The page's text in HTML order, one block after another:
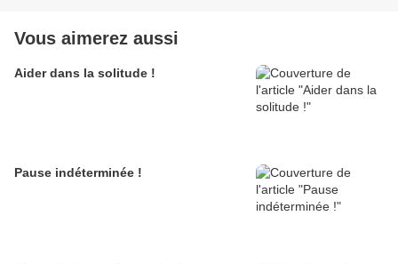
Vous aimerez aussi
Aider dans la solitude !
Pause indéterminée !